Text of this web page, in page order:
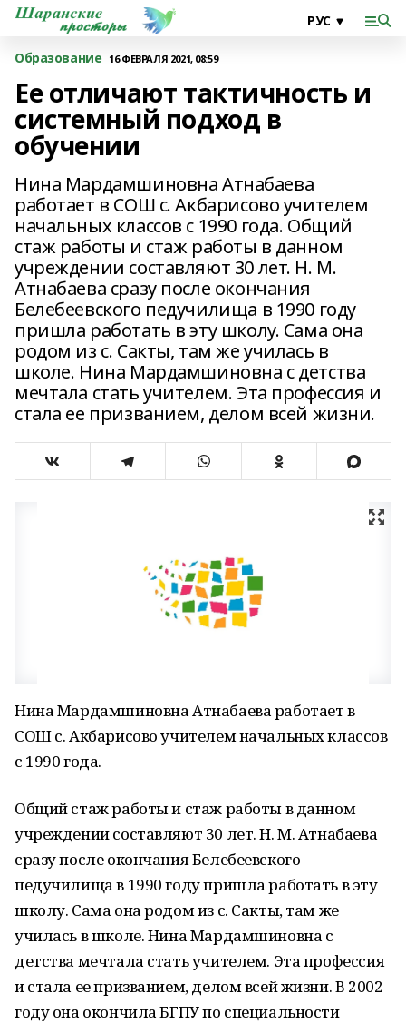
Образование 16 ФЕВРАЛЯ 2021, 08:59
Ее отличают тактичность и
системный подход в
обучении
Нина Мардамшиновна Атнабаева
работает в СОШ с. Акбарисово учителем
начальных классов с 1990 года. Общий
стаж работы и стаж работы в данном
учреждении составляют 30 лет. Н. М.
Атнабаева сразу после окончания
Белебеевского педучилища в 1990 году
пришла работать в эту школу. Сама она
родом из с. Сакты, там же училась в
школе. Нина Мардамшиновна с детства
мечтала стать учителем. Эта профессия и
стала ее призванием, делом всей жизни.
Нина Мардамшиновна Атнабаева работает в
СОШ с. Акбарисово учителем начальных классов
с 1990 года.
Общий стаж работы и стаж работы в данном
учреждении составляют 30 лет. Н. М. Атнабаева
сразу после окончания Белебеевского
педучилища в 1990 году пришла работать в эту
школу. Сама она родом из с. Сакты, там же
училась в школе. Нина Мардамшиновна с
детства мечтала стать учителем. Эта профессия
и стала ее призванием, делом всей жизни. В 2002
году она окончила БГПУ по специальности